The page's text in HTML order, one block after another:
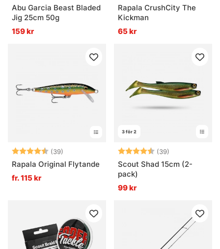
Abu Garcia Beast Bladed
Jig 25cm 50g
159 kr
Rapala CrushCity The
Kickman
65 kr
Betyg: (39)
4.9 utav 5 stjärnor
Rapala Original Flytande
fr. 115 kr
3 för 2
Betyg: (39)
Scout Shad 15cm (2-
pack)
99 kr